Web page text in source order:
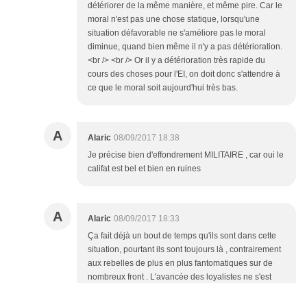
détériorer de la même manière, et même pire. Car le
moral n'est pas une chose statique, lorsqu'une
situation défavorable ne s'améliore pas le moral
diminue, quand bien même il n'y a pas détérioration.
<br /> <br /> Or il y a détérioration très rapide du
cours des choses pour l'EI, on doit donc s'attendre à
ce que le moral soit aujourd'hui très bas.
A Alaric 08/09/2017 18:38
Je précise bien d'effondrement MILITAIRE , car oui le
califat est bel et bien en ruines
A Alaric 08/09/2017 18:33
Ça fait déjà un bout de temps qu'ils sont dans cette
situation, pourtant ils sont toujours là , contrairement
aux rebelles de plus en plus fantomatiques sur de
nombreux front . L'avancée des loyalistes ne s'est